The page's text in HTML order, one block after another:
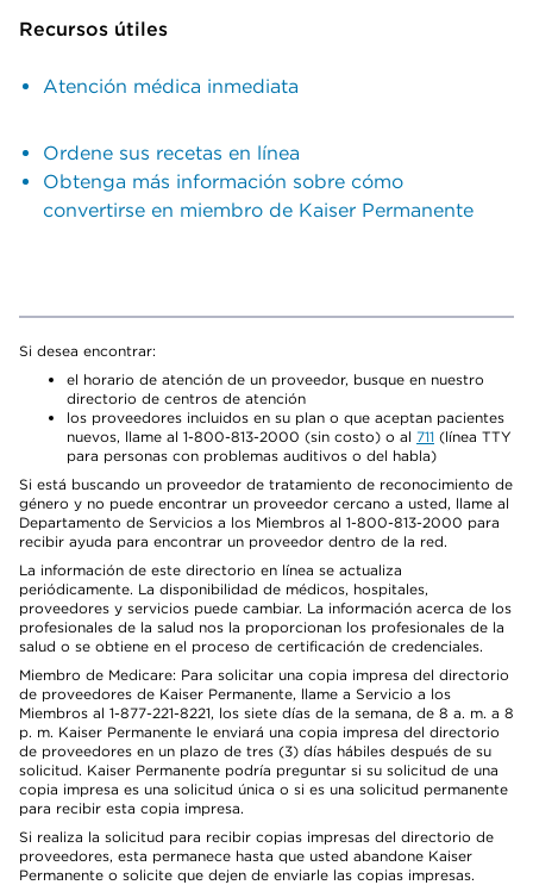
Recursos útiles
Atención médica inmediata
Ordene sus recetas en línea
Obtenga más información sobre cómo
convertirse en miembro de Kaiser Permanente
Si desea encontrar:
el horario de atención de un proveedor, busque en nuestro
directorio de centros de atención
los proveedores incluidos en su plan o que aceptan pacientes
nuevos, llame al 1-800-813-2000 (sin costo) o al 711 (línea TTY
para personas con problemas auditivos o del habla)
Si está buscando un proveedor de tratamiento de reconocimiento de
género y no puede encontrar un proveedor cercano a usted, llame al
Departamento de Servicios a los Miembros al 1-800-813-2000 para
recibir ayuda para encontrar un proveedor dentro de la red.
La información de este directorio en línea se actualiza
periódicamente. La disponibilidad de médicos, hospitales,
proveedores y servicios puede cambiar. La información acerca de los
profesionales de la salud nos la proporcionan los profesionales de la
salud o se obtiene en el proceso de certificación de credenciales.
Miembro de Medicare: Para solicitar una copia impresa del directorio
de proveedores de Kaiser Permanente, llame a Servicio a los
Miembros al 1-877-221-8221, los siete días de la semana, de 8 a. m. a 8
p. m. Kaiser Permanente le enviará una copia impresa del directorio
de proveedores en un plazo de tres (3) días hábiles después de su
solicitud. Kaiser Permanente podría preguntar si su solicitud de una
copia impresa es una solicitud única o si es una solicitud permanente
para recibir esta copia impresa.
Si realiza la solicitud para recibir copias impresas del directorio de
proveedores, esta permanece hasta que usted abandone Kaiser
Permanente o solicite que dejen de enviarle las copias impresas.